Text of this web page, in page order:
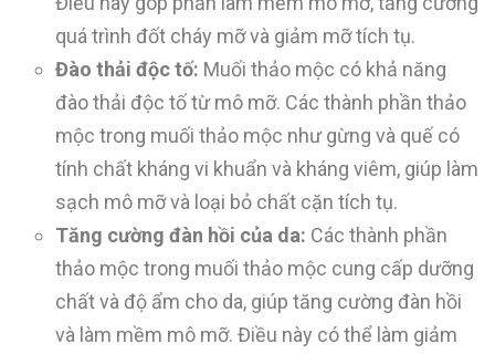
quá trình đốt cháy mỡ và giảm mỡ tích tụ.
Đào thải độc tố: Muối thảo mộc có khả năng
đào thải độc tố từ mô mỡ. Các thành phần thảo
mộc trong muối thảo mộc như gừng và quế có
tính chất kháng vi khuẩn và kháng viêm, giúp làm
sạch mô mỡ và loại bỏ chất cặn tích tụ.
Tăng cường đàn hồi của da: Các thành phần
thảo mộc trong muối thảo mộc cung cấp dưỡng
chất và độ ẩm cho da, giúp tăng cường đàn hồi
và làm mềm mô mỡ. Điều này có thể làm giảm